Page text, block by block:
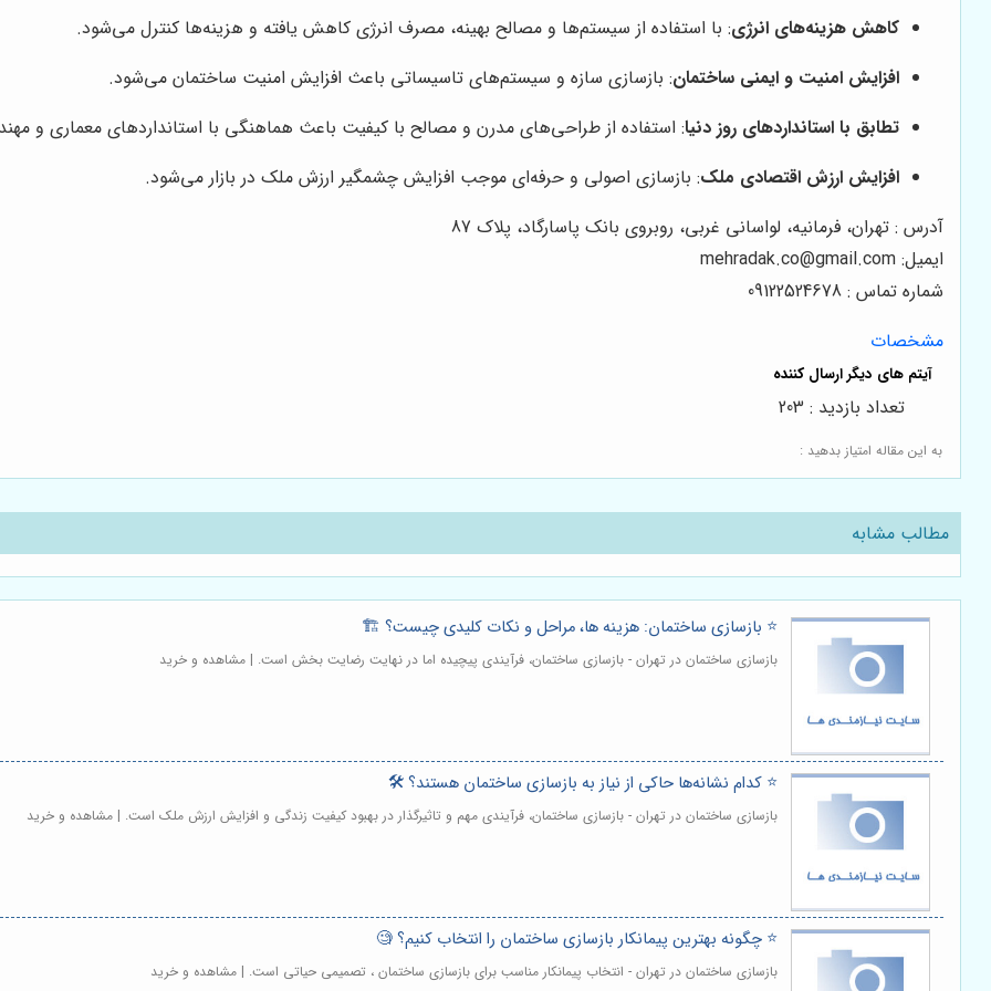
کاهش هزینه‌های انرژی: با استفاده از سیستم‌ها و مصالح بهینه، مصرف انرژی کاهش یافته و هزینه‌ها کنترل می‌شود.
افزایش امنیت و ایمنی ساختمان: بازسازی سازه و سیستم‌های تاسیساتی باعث افزایش امنیت ساختمان می‌شود.
تطابق با استانداردهای روز دنیا: استفاده از طراحی‌های مدرن و مصالح با کیفیت باعث هماهنگی با استانداردهای معماری و
افزایش ارزش اقتصادی ملک: بازسازی اصولی و حرفه‌ای موجب افزایش چشمگیر ارزش ملک در بازار می‌شود.
آدرس : تهران، فرمانیه، لواسانی غربی، روبروی بانک پاسارگاد، پلاک 87
ایمیل: mehradak.co@gmail.com
شماره تماس : 09122524678
مشخصات
به این مقاله امتیاز بدهید :
تعداد بازدید : 203
مطالب مشابه
⭐️ بازسازی ساختمان: هزینه ها، مراحل و نکات کلیدی چیست؟ 🏗️
بازسازی ساختمان در تهران - بازسازی ساختمان، فرآیندی پیچیده اما در نهایت رضایت بخش است. | مشاهده و خرید
⭐️ کدام نشانه‌ها حاکی از نیاز به بازسازی ساختمان هستند؟ 🛠️
بازسازی ساختمان در تهران - بازسازی ساختمان، فرآیندی مهم و تاثیرگذار در بهبود کیفیت زندگی و افزایش ارزش ملک است. | مشاهده و خرید
⭐️ چگونه بهترین پیمانکار بازسازی ساختمان را انتخاب کنیم؟ 🧐
بازسازی ساختمان در تهران - انتخاب پیمانکار مناسب برای بازسازی ساختمان ، تصمیمی حیاتی است. | مشاهده و خرید